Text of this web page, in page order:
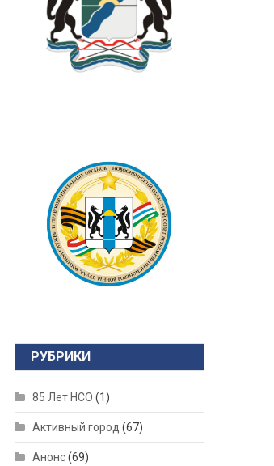
РУБРИКИ
85 Лет НСО (1)
Активный город (67)
Анонс(69)